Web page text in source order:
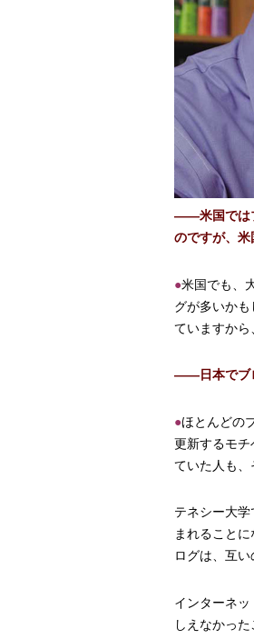
――米国では
のですが、米
●米国でも、
グが多いか
ていますから
――日本でブ
●ほとんどの
更新するモ
ていた人も、
テネシー大
まれること
ログは、互
インターネ
しえなかった